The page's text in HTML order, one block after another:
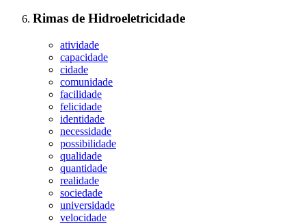
Rimas de Hidroeletricidade
atividade
capacidade
cidade
comunidade
facilidade
felicidade
identidade
necessidade
possibilidade
qualidade
quantidade
realidade
sociedade
universidade
velocidade